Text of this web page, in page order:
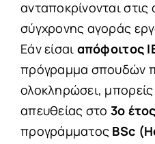
ανταποκρίνονται στις
σύγχρονης αγοράς
Εάν είσαι απόφοιτος
πρόγραμμα σπουδών
ολοκληρώσει, μπορείς
απευθείας στο 3ο έτος
προγράμματος BSc